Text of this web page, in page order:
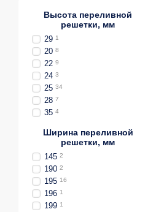
Высота переливной
решетки, мм
29 1
20 8
22 9
24 3
25 34
28 7
35 4
Ширина переливной
решетки, мм
145 2
190 2
195 16
196 1
199 1